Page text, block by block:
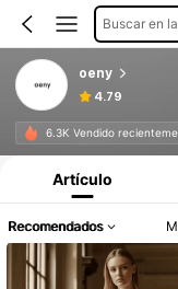
Buscar en
oeny
4.79
6.3K Vendido
Artículo
Recomendados